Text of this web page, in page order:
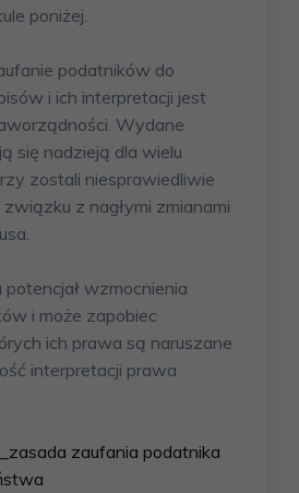
poniżej.
podatników do
i ich interpretacji jest
Wydane
się nadzieją dla wielu
zostali niesprawiedliwie
z nagłymi zmianami
potencjał wzmocnienia
i może zapobiec
ich prawa są naruszane
interpretacji prawa
zaufania podatnika